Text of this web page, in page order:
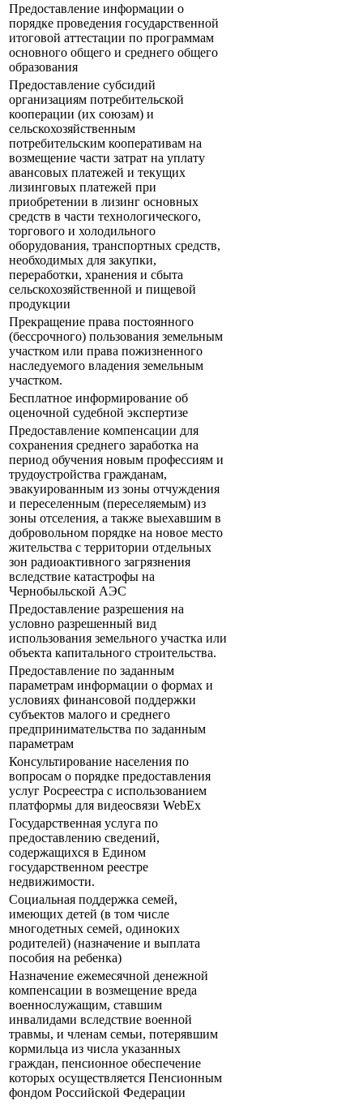
Предоставление информации о
порядке проведения государственной
итоговой аттестации по программам
основного общего и среднего общего
образования
Предоставление субсидий
организациям потребительской
кооперации (их союзам) и
сельскохозяйственным
потребительским кооперативам на
возмещение части затрат на уплату
авансовых платежей и текущих
лизинговых платежей при
приобретении в лизинг основных
средств в части технологического,
торгового и холодильного
оборудования, транспортных средств,
необходимых для закупки,
переработки, хранения и сбыта
сельскохозяйственной и пищевой
продукции
Прекращение права постоянного
(бессрочного) пользования земельным
участком или права пожизненного
наследуемого владения земельным
участком.
Бесплатное информирование об
оценочной судебной экспертизе
Предоставление компенсации для
сохранения среднего заработка на
период обучения новым профессиям и
трудоустройства гражданам,
эвакуированным из зоны отчуждения
и переселенным (переселяемым) из
зоны отселения, а также выехавшим в
добровольном порядке на новое место
жительства с территории отдельных
зон радиоактивного загрязнения
вследствие катастрофы на
Чернобыльской АЭС
Предоставление разрешения на
условно разрешенный вид
использования земельного участка или
объекта капитального строительства.
Предоставление по заданным
параметрам информации о формах и
условиях финансовой поддержки
субъектов малого и среднего
предпринимательства по заданным
параметрам
Консультирование населения по
вопросам о порядке предоставления
услуг Росреестра с использованием
платформы для видеосвязи WebEx
Государственная услуга по
предоставлению сведений,
содержащихся в Едином
государственном реестре
недвижимости.
Социальная поддержка семей,
имеющих детей (в том числе
многодетных семей, одиноких
родителей) (назначение и выплата
пособия на ребенка)
Назначение ежемесячной денежной
компенсации в возмещение вреда
военнослужащим, ставшим
инвалидами вследствие военной
травмы, и членам семьи, потерявшим
кормильца из числа указанных
граждан, пенсионное обеспечение
которых осуществляется Пенсионным
фондом Российской Федерации